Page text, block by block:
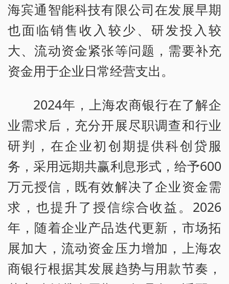
海宾通智能科技有限公司在发展早期
也面临销售收入较少、研发投入较
大、流动资金紧张等问题，需要补充
资金用于企业日常经营支出。
2024年，上海农商银行在了解企
业需求后，充分开展尽职调查和行业
研判，在企业初创期提供科创贷服
务，采用远期共赢利息形式，给予600
万元授信，既有效解决了企业资金需
求，也提升了授信综合收益。2026
年，随着企业产品迭代更新，市场拓
展加大，流动资金压力增加，上海农
商银行根据其发展趋势与用款节奏，